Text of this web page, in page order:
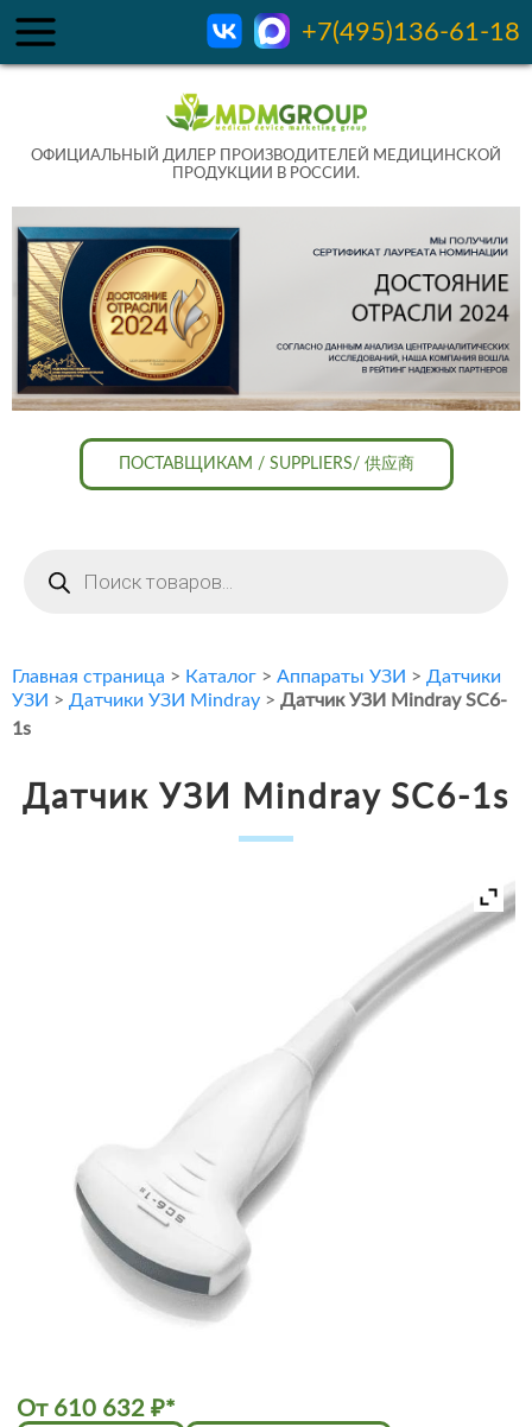
+7(495)136-61-18
ОФИЦИАЛЬНЫЙ ДИЛЕР ПРОИЗВОДИТЕЛЕЙ МЕДИЦИНСКОЙ
ПРОДУКЦИИ В РОССИИ.
ПОСТАВЩИКАМ / SUPPLIERS/ 供应商
товаров
Главная страница > Каталог > Аппараты УЗИ > Датчики
УЗИ > Датчики УЗИ Mindray > Датчик УЗИ Mindray SC6-
1s
Датчик УЗИ Mindray SC6-1s
От 610 632 ₽*